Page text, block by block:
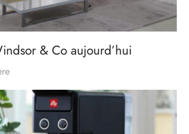
& Co aujourd’hui